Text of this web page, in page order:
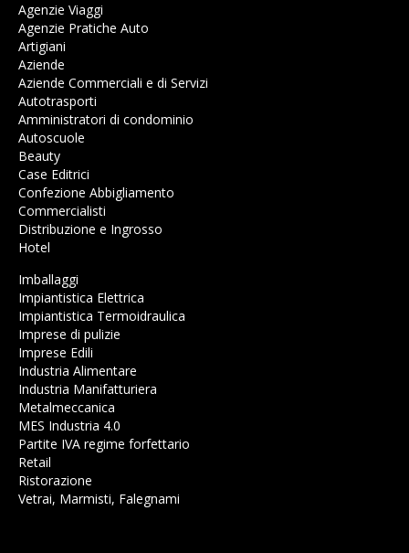
Agenzie Viaggi
Agenzie Pratiche Auto
Artigiani
Aziende
Aziende Commerciali e di Servizi
Autotrasporti
Amministratori di condominio
Autoscuole
Beauty
Case Editrici
Confezione Abbigliamento
Commercialisti
Distribuzione e Ingrosso
Hotel
Imballaggi
Impiantistica Elettrica
Impiantistica Termoidraulica
Imprese di pulizie
Imprese Edili
Industria Alimentare
Industria Manifatturiera
Metalmeccanica
MES Industria 4.0
Partite IVA regime forfettario
Retail
Ristorazione
Vetrai, Marmisti, Falegnami